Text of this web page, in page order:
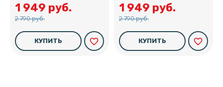
1 949 руб.
2 790 руб.
КУПИТЬ favorite_border
1 949 руб.
2 790 руб.
КУПИТЬ favorite_border